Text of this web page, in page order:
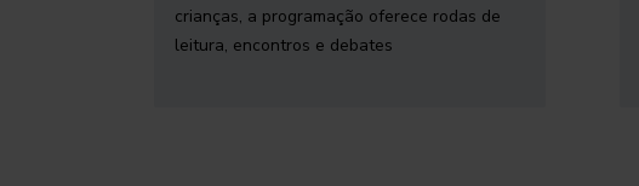
crianças, a programação oferece rodas de
leitura, encontros e debates